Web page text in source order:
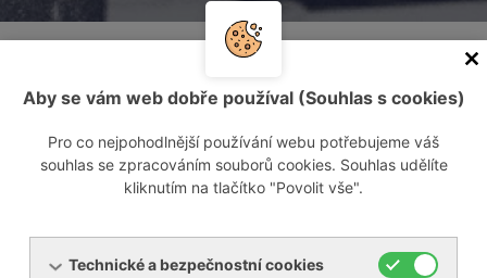
Připravujeme
Aby se vám web dobře používal (Souhlas s cookies)
Pro co nejpohodlnější používání webu potřebujeme váš
souhlas se zpracováním souborů cookies. Souhlas udělíte
kliknutím na tlačítko "Povolit vše".
Technické a bezpečnostní cookies